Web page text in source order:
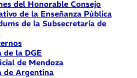
del Honorable Consejo
de la Enseñanza Pública
de la Subsecretaría de
de la DGE
de Mendoza
de Argentina